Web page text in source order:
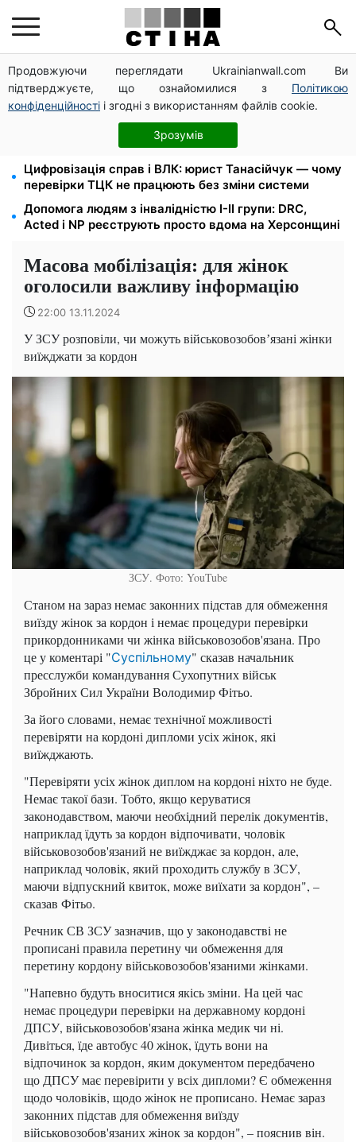
Продовжуючи переглядати Ukrainianwall.com Ви
підтверджуєте, що ознайомилися з Політикою
конфіденційності і згодні з використанням файлів cookie.
Зрозумів
Новий знак на центральній вулиці: водіям
вантажівок заборонили зупинку — штраф до 680
грн
Нічний тариф на світло 2,16 грн/кВт-г: економія до
540 грн на місяць з вересня
Цифровізація справ і ВЛК: юрист Танасійчук — чому
перевірки ТЦК не працюють без зміни системи
Допомога людям з інвалідністю I-II групи: DRC,
Acted і NP реєструють просто вдома на Херсонщині
Масова мобілізація: для жінок
оголосили важливу інформацію
22:00 13.11.2024
У ЗСУ розповіли, чи можуть військовозобовʼязані жінки
виїжджати за кордон
ЗСУ. Фото: YouTube
Станом на зараз немає законних підстав для обмеження
виїзду жінок за кордон і немає процедури перевірки
прикордонниками чи жінка військовозобов'язана. Про
це у коментарі "Суспільному" сказав начальник
пресслужби командування Сухопутних військ
Збройних Сил України Володимир Фітьо.
За його словами, немає технічної можливості
перевіряти на кордоні дипломи усіх жінок, які
виїжджають.
"Перевіряти усіх жінок диплом на кордоні ніхто не буде.
Немає такої бази. Тобто, якщо керуватися
законодавством, маючи необхідний перелік документів,
наприклад їдуть за кордон відпочивати, чоловік
військовозобов'язаний не виїжджає за кордон, але,
наприклад чоловік, який проходить службу в ЗСУ,
маючи відпускний квиток, може виїхати за кордон", –
сказав Фітьо.
Речник СВ ЗСУ зазначив, що у законодавстві не
прописані правила перетину чи обмеження для
перетину кордону військовозобов'язаними жінками.
"Напевно будуть вноситися якісь зміни. На цей час
немає процедури перевірки на державному кордоні
ДПСУ, військовозобов'язана жінка медик чи ні.
Дивіться, їде автобус 40 жінок, їдуть вони на
відпочинок за кордон, яким документом передбачено
що ДПСУ має перевірити у всіх дипломи? Є обмеження
щодо чоловіків, щодо жінок не прописано. Немає зараз
законних підстав для обмеження виїзду
військовозобов'язаних жінок за кордон", – пояснив він.